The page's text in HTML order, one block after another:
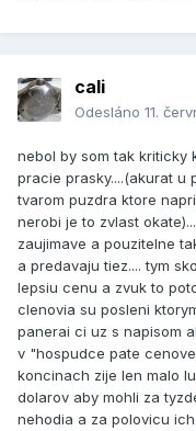
cali
Odesláno 11.
nebol by som tak kriticky
pracie prasky....(akurat u
tvarom puzdra ktore
nerobi je to zvlast
zaujimave a pouzitelne
a predavaju tiez.... tym
lepsiu cenu a zvuk to
clenovia su posleni
panerai ci uz s napisom
v "hospudce pate
koncinach zije len malo
dolarov aby mohli za
nehodia a za polovicu